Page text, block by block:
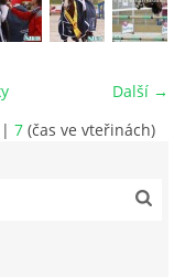
Další →
| 7 (čas ve vteřinách)